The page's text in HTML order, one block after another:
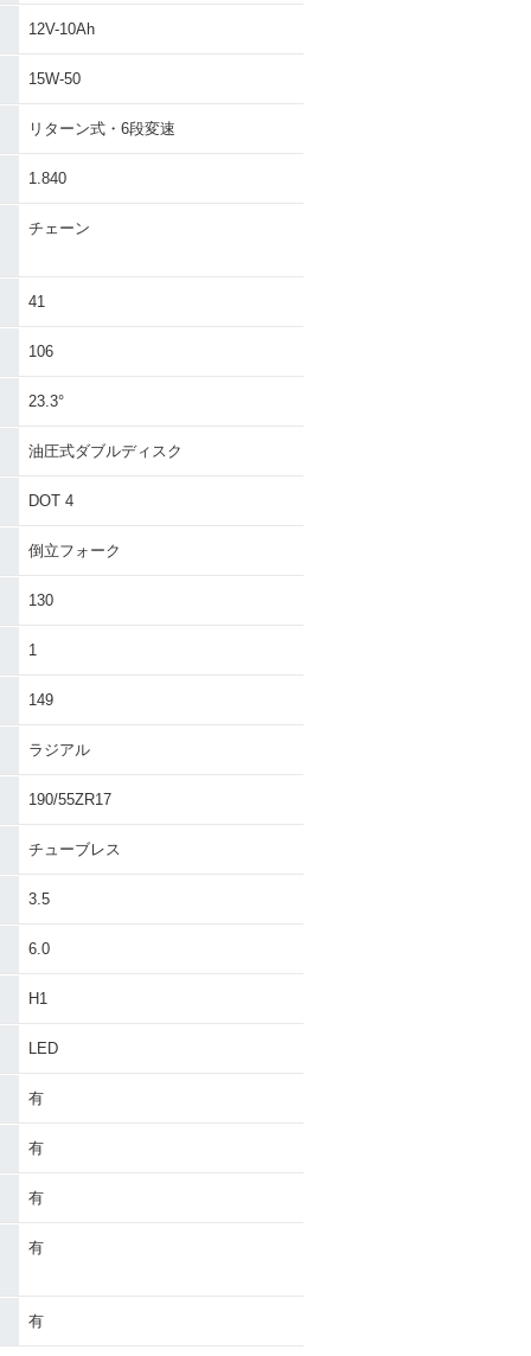
12V-10Ah
15W-50
リターン式・6段変速
1.840
チェーン
41
106
23.3°
油圧式ダブルディスク
DOT 4
倒立フォーク
130
1
149
ラジアル
190/55ZR17
チューブレス
3.5
6.0
H1
LED
有
有
有
有
有